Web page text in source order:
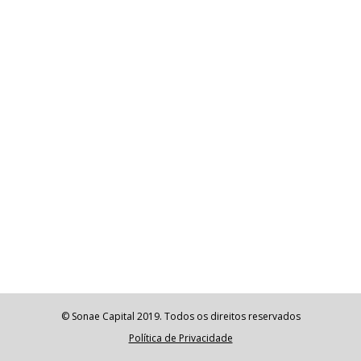
© Sonae Capital 2019. Todos os direitos reservados
Política de Privacidade